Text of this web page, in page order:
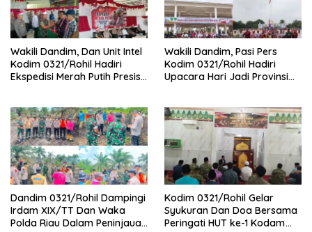
Wakili Dandim, Dan Unit Intel
Kodim 0321/Rohil Hadiri
Ekspedisi Merah Putih Presisi
Wakili Dandim, Pasi Pers
Kodim 0321/Rohil Hadiri
Upacara Hari Jadi Provinsi
Dandim 0321/Rohil Dampingi
Irdam XIX/TT Dan Waka
Polda Riau Dalam Peninjauan
Kodim 0321/Rohil Gelar
Syukuran Dan Doa Bersama
Peringati HUT ke-1 Kodam